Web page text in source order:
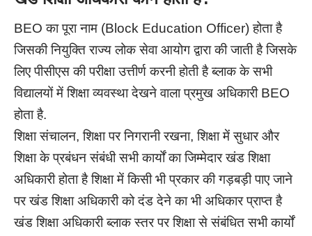
BEO का पूरा नाम (Block Education Officer) होता है
जिसकी नियुक्ति राज्य लोक सेवा आयोग द्वारा की जाती है जिसके
लिए पीसीएस की परीक्षा उत्तीर्ण करनी होती है ब्लाक के सभी
विद्यालयों में शिक्षा व्यवस्था देखने वाला प्रमुख अधिकारी BEO
होता है.
शिक्षा संचालन, शिक्षा पर निगरानी रखना, शिक्षा में सुधार और
शिक्षा के प्रबंधन संबंधी सभी कार्यों का जिम्मेदार खंड शिक्षा
अधिकारी होता है शिक्षा में किसी भी प्रकार की गड़बड़ी पाए जाने
पर खंड शिक्षा अधिकारी को दंड देने का भी अधिकार प्राप्त है
खंड शिक्षा अधिकारी ब्लाक स्तर पर शिक्षा से संबंधित सभी कार्यों